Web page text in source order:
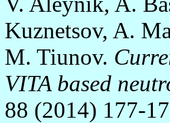
Kuznetsov, A.
M. Tiunov.
VITA based
88 (2014) 177-